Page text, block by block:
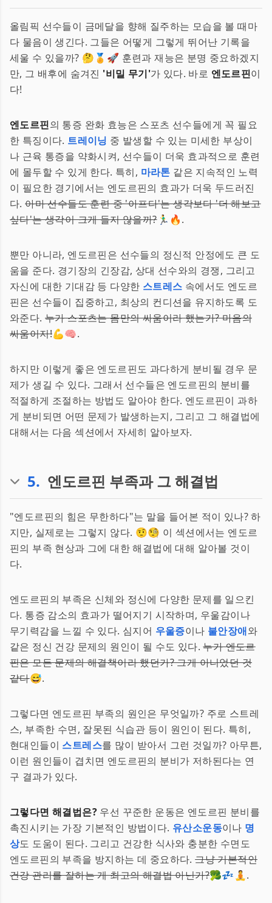
올림픽 선수들이 금메달을 향해 질주하는 모습을 볼 때마
다 물음이 생긴다. 그들은 어떻게 그렇게 뛰어난 기록을
세울 수 있을까? 🤔🏅🚀 훈련과 재능은 분명 중요하겠지
만, 그 배후에 숨겨진 '비밀 무기'가 있다. 바로 엔도르핀이
다!
엔도르핀의 통증 완화 효능은 스포츠 선수들에게 꼭 필요
한 특징이다. 트레이닝 중 발생할 수 있는 미세한 부상이
나 근육 통증을 약화시켜, 선수들이 더욱 효과적으로 훈련
에 몰두할 수 있게 한다. 특히, 마라톤 같은 지속적인 노력
이 필요한 경기에서는 엔도르핀의 효과가 더욱 두드러진
다.아마 선수들도 훈련 중 '아프다'는 생각보다 '더 해보고
싶다'는 생각이 크게 들지 않을까?🏃‍♂️🔥.
뿐만 아니라, 엔도르핀은 선수들의 정신적 안정에도 큰 도
움을 준다. 경기장의 긴장감, 상대 선수와의 경쟁, 그리고
자신에 대한 기대감 등 다양한 스트레스 속에서도 엔도르
핀은 선수들이 집중하고, 최상의 컨디션을 유지하도록 도
와준다. 누가 스포츠는 몸만의 싸움이라 했는가? 마음의
싸움이지!💪🧠.
하지만 이렇게 좋은 엔도르핀도 과다하게 분비될 경우 문
제가 생길 수 있다. 그래서 선수들은 엔도르핀의 분비를
적절하게 조절하는 방법도 알아야 한다. 엔도르핀이 과하
게 분비되면 어떤 문제가 발생하는지, 그리고 그 해결법에
대해서는 다음 섹션에서 자세히 알아보자.
5. 엔도르핀 부족과 그 해결법
"엔도르핀의 힘은 무한하다"는 말을 들어본 적이 있나? 하
지만, 실제로는 그렇지 않다. 🤨🧐 이 섹션에서는 엔도르
핀의 부족 현상과 그에 대한 해결법에 대해 알아볼 것이
다.
엔도르핀의 부족은 신체와 정신에 다양한 문제를 일으킨
다. 통증 감소의 효과가 떨어지기 시작하며, 우울감이나
무기력감을 느낄 수 있다. 심지어 우울증이나 불안장애와
같은 정신 건강 문제의 원인이 될 수도 있다.누가 엔도르
핀은 모든 문제의 해결책이라 했던가? 그게 아니었던 것
같다😅.
그렇다면 엔도르핀 부족의 원인은 무엇일까? 주로 스트레
스, 부족한 수면, 잘못된 식습관 등이 원인이 된다. 특히,
현대인들이 스트레스를 많이 받아서 그런 것일까? 아무튼,
이런 원인들이 겹치면 엔도르핀의 분비가 저하된다는 연
구 결과가 있다.
그렇다면 해결법은? 우선 꾸준한 운동은 엔도르핀 분비를
촉진시키는 가장 기본적인 방법이다. 유산소운동이나 명
상도 도움이 된다. 그리고 건강한 식사와 충분한 수면도
엔도르핀의 부족을 방지하는 데 중요하다.그냥 기본적인
건강 관리를 잘하는 게 최고의 해결법 아닌가?🥦💤🧘.